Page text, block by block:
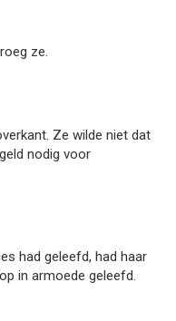
ze.
Ze wilde niet dat
nodig voor
had geleefd, had haar
in armoede geleefd.